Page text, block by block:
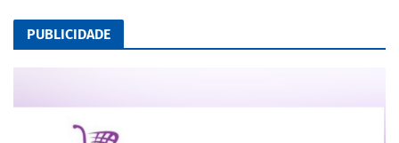
PUBLICIDADE